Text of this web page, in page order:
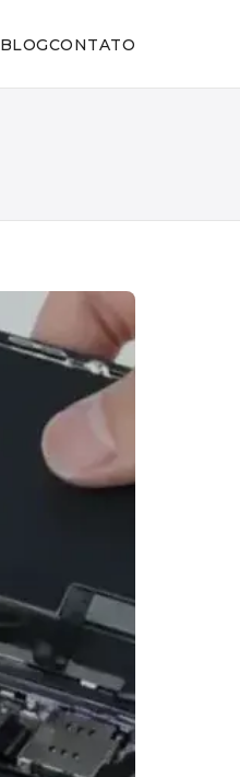
BLOGCONTATO